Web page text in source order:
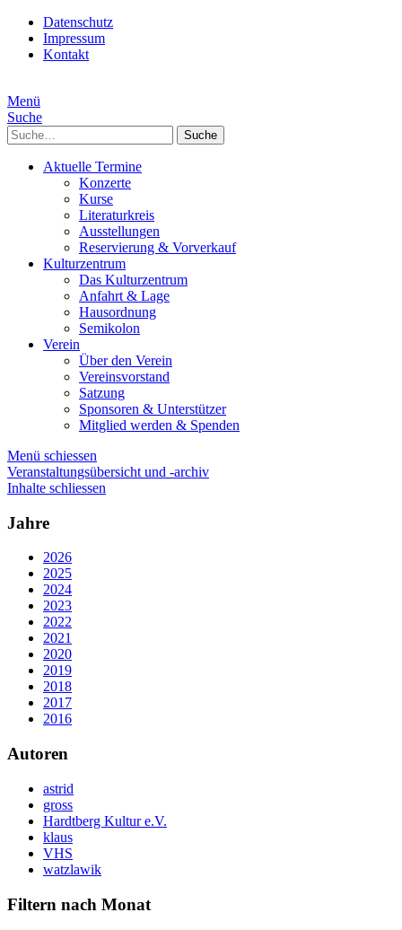
Datenschutz
Impressum
Kontakt
Menü
Suche
Suche
Aktuelle Termine
Konzerte
Kurse
Literaturkreis
Ausstellungen
Reservierung & Vorverkauf
Kulturzentrum
Das Kulturzentrum
Anfahrt & Lage
Hausordnung
Semikolon
Verein
Über den Verein
Vereinsvorstand
Satzung
Sponsoren & Unterstützer
Mitglied werden & Spenden
Menü schiessen
Veranstaltungsübersicht und -archiv
Inhalte schliessen
Jahre
2026
2025
2024
2023
2022
2021
2020
2019
2018
2017
2016
Autoren
astrid
gross
Hardtberg Kultur e.V.
klaus
VHS
watzlawik
Filtern nach Monat